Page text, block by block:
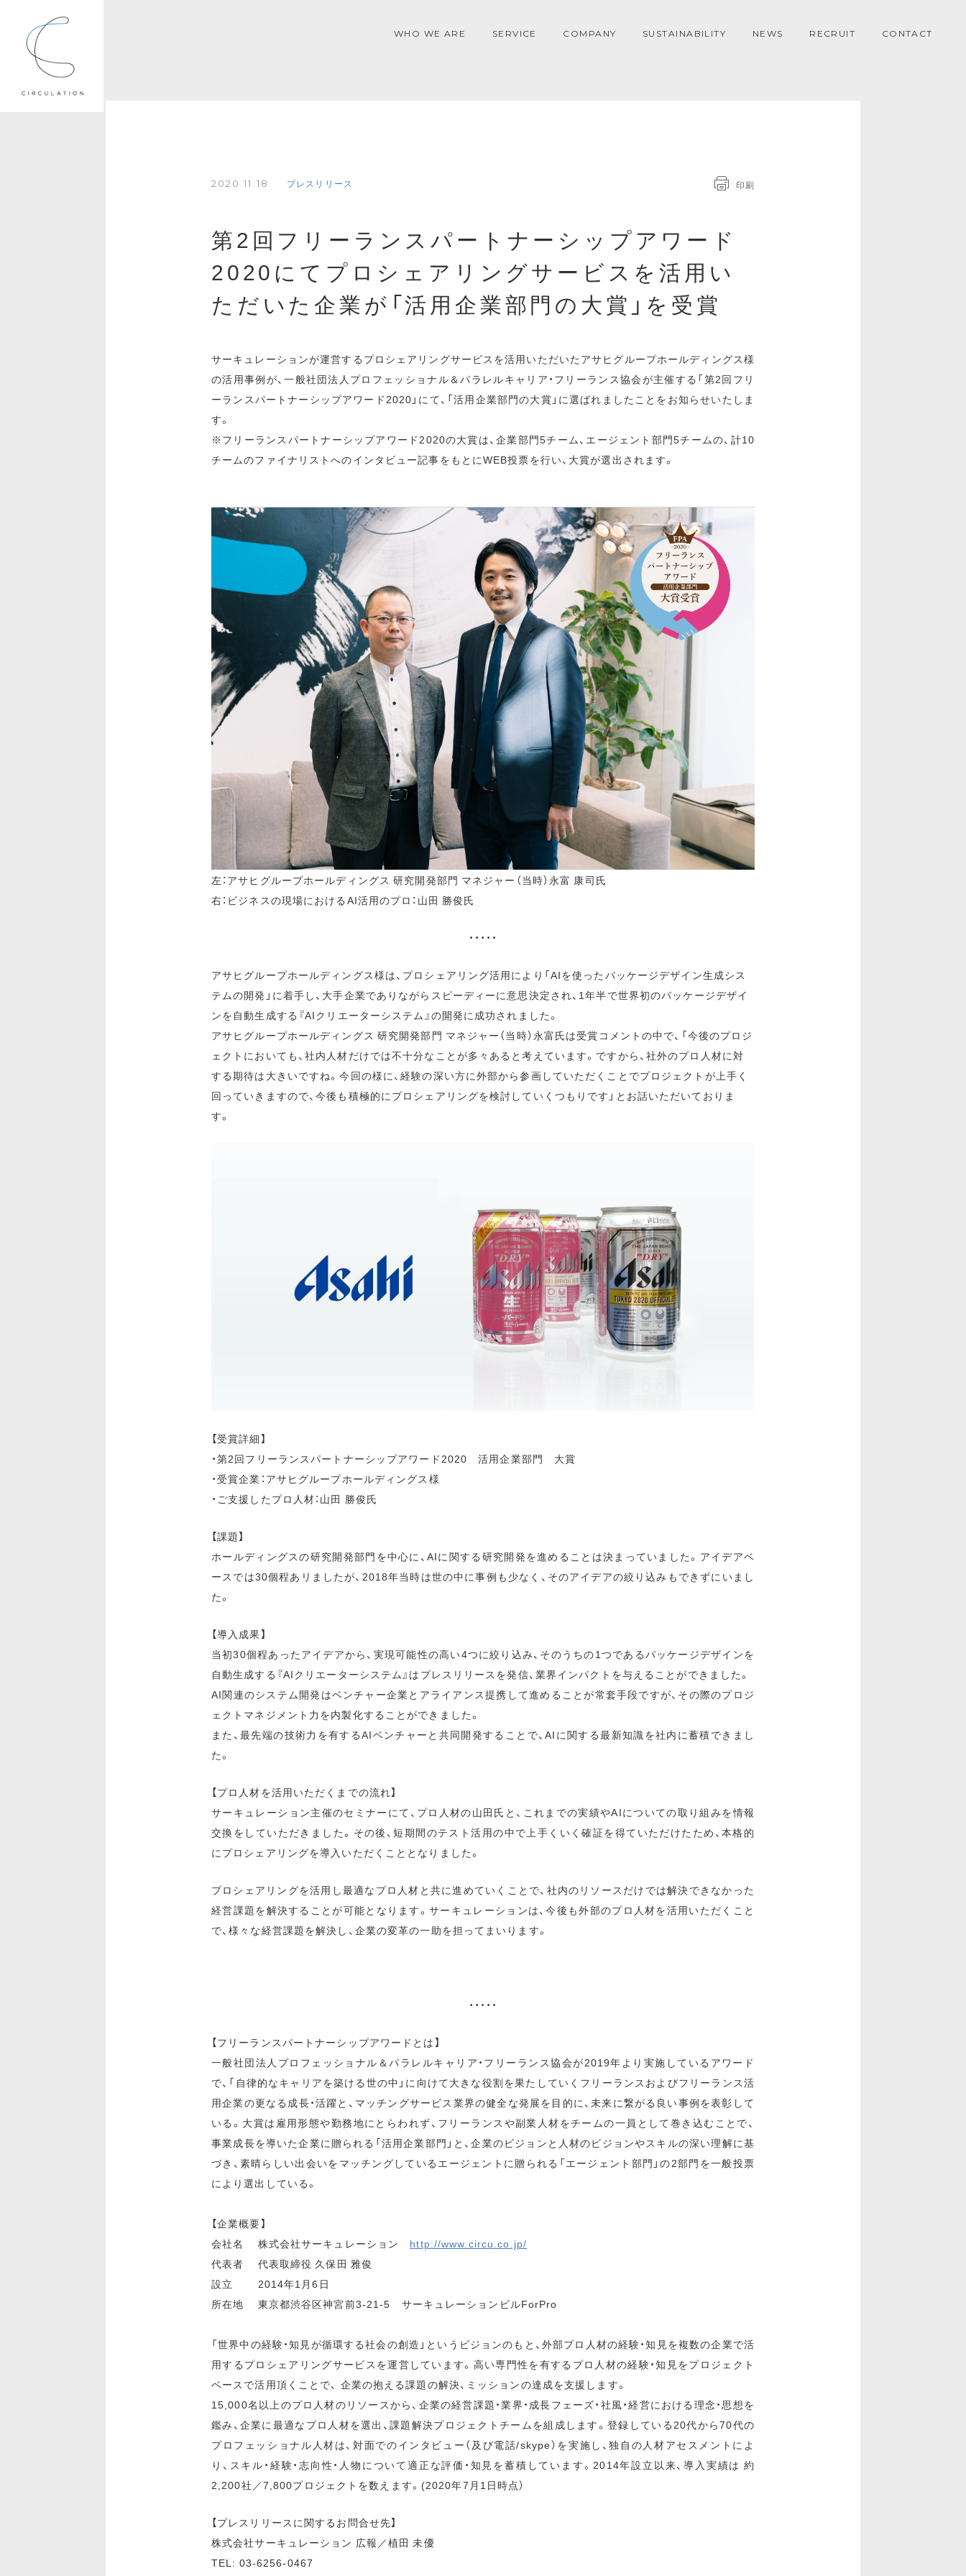
WHO WE ARE SERVICE COMPANY SUSTAINABILITY NEWS RECRUIT CONTACT
2020.11.18 プレスリリース 印刷
第2回フリーランスパートナーシップアワード
2020にてプロシェアリングサービスを活用い
ただいた企業が「活用企業部門の大賞」を受賞
サーキュレーションが運営するプロシェアリングサービスを活用いただいたアサヒグループホールディングス様
の活用事例が、一般社団法人プロフェッショナル＆パラレルキャリア・フリーランス協会が主催する「第2回フリ
ーランスパートナーシップアワード2020」にて、「活用企業部門の大賞」に選ばれましたことをお知らせいたしま
す。
※ フリーランスパートナーシップアワード2020の大賞は、企業部門5チーム、エージェント部門5チームの、計10
チームのファイナリストへのインタビュー記事をもとにWEB投票を行い、大賞が選出されます。
左：アサヒグループホールディングス 研究開発部門 マネジャー（当時）永富 康司氏
右：ビジネスの現場におけるAI活用のプロ：山田 勝俊氏
・・・・・
アサヒグループホールディングス様は、プロシェアリング活用により「AIを使ったパッケージデザイン生成シス
テムの開発」に着手し、大手企業でありながらスピーディーに意思決定され、1年半で世界初のパッケージデザイ
ンを自動生成する『AIクリエーターシステム』の開発に成功されました。
アサヒグループホールディングス 研究開発部門 マネジャー（当時）永富氏は受賞コメントの中で、「今後のプロジ
ェクトにおいても、社内人材だけでは不十分なことが多々あると考えています。ですから、社外のプロ人材に対
する期待は大きいですね。今回の様に、経験の深い方に外部から参画していただくことでプロジェクトが上手く
回っていきますので、今後も積極的にプロシェアリングを検討していくつもりです」とお話いただいておりま
す。
【受賞詳細】
・第2回フリーランスパートナーシップアワード2020 活用企業部門 大賞
・受賞企業： アサヒグループホールディングス様
・ご支援したプロ人材：山田 勝俊氏
【課題】
ホールディングスの研究開発部門を中心に、AIに関する研究開発を進めることは決まっていました。アイデアベ
ースでは30個程あリましたが、2018年当時は世の中に事例も少なく、そのアイデアの絞り込みもできずにいまし
た。
【導入成果】
当初30個程あったアイデアから、実現可能性の高い4つに絞り込み、そのうちの1つであるパッケージデザインを
自動生成する『AIクリエーターシステム』はプレスリリースを発信、業界インパクトを与えることができました。
AI関連のシステム開発はベンチャー企業とアライアンス提携して進めることが常套手段ですが、その際のプロジ
ェクトマネジメント力を内製化することができました。
また、最先端の技術力を有するAIベンチャーと共同開発することで、AIに関する最新知識を社内に蓄積できまし
た。
【プロ人材を活用いただくまでの流れ】
サーキュレーション主催のセミナーにて、プロ人材の山田氏と、これまでの実績やAIについての取り組みを情報
交換をしていただきました。 その後、短期間のテスト活用の中で上手くいく確証を得ていただけたため、本格的
にプロシェアリングを導入いただくこととなりました。
プロシェアリングを活用し最適なプロ人材と共に進めていくことで、社内のリソースだけでは解決できなかった
経営課題を解決することが可能となります。サーキュレーションは、今後も外部のプロ人材を活用いただくこと
で、様々な経営課題を解決し、企業の変革の一助を担ってまいります。
・・・・・
【フリーランスパートナーシップアワードとは】
一般社団法人プロフェッショナル＆パラレルキャリア・フリーランス協会が2019年より実施しているアワード
で、「自律的なキャリアを築ける世の中」に向けて大きな役割を果たしていくフリーランスおよびフリーランス活
用企業の更なる成長・活躍と、マッチングサービス業界の健全な発展を目的に、未来に繋がる良い事例を表彰して
いる。大賞は雇用形態や勤務地にとらわれず、フリーランスや副業人材をチームの一員として巻き込むことで、
事業成長を導いた企業に贈られる「活用企業部門」と、企業のビジョンと人材のビジョンやスキルの深い理解に基
づき、素晴らしい出会いをマッチングしているエージェントに贈られる「エージェント部門」の2部門を一般投票
により選出している。
【企業概要】
会社名 株式会社サーキュレーション http://www.circu.co.jp/
代表者 代表取締役 久保田 雅俊
設立 2014年1月6日
所在地 東京都渋⾕区神宮前3-21-5 サーキュレーションビルForPro
「世界中の経験・知見が循環する社会の創造」というビジョンのもと、外部プロ人材の経験・知見を複数の企業で活
用するプロシェアリングサービスを運営しています。高い専門性を有するプロ人材の経験・知見をプロジェクト
ベースで活用頂くことで、 企業の抱える課題の解決、ミッションの達成を支援します。
15,000名以上のプロ人材のリソースから、企業の経営課題・業界・成長フェーズ・社風・経営における理念・思想を
鑑み、企業に最適なプロ人材を選出、課題解決プロジェクトチームを組成します。登録している20代から70代の
プロフェッショナル人材は、対面でのインタビュー（及び電話/skype）を実施し、独自の人材アセスメントによ
り、スキル・経験・志向性・人物について適正な評価・知見を蓄積しています。2014年設立以来、導入実績は 約
2,200社／7,800プロジェクトを数えます。(2020年7月1日時点）
【プレスリリースに関するお問合せ先】
株式会社サーキュレーション 広報／植田 未優
TEL: 03-6256-0467